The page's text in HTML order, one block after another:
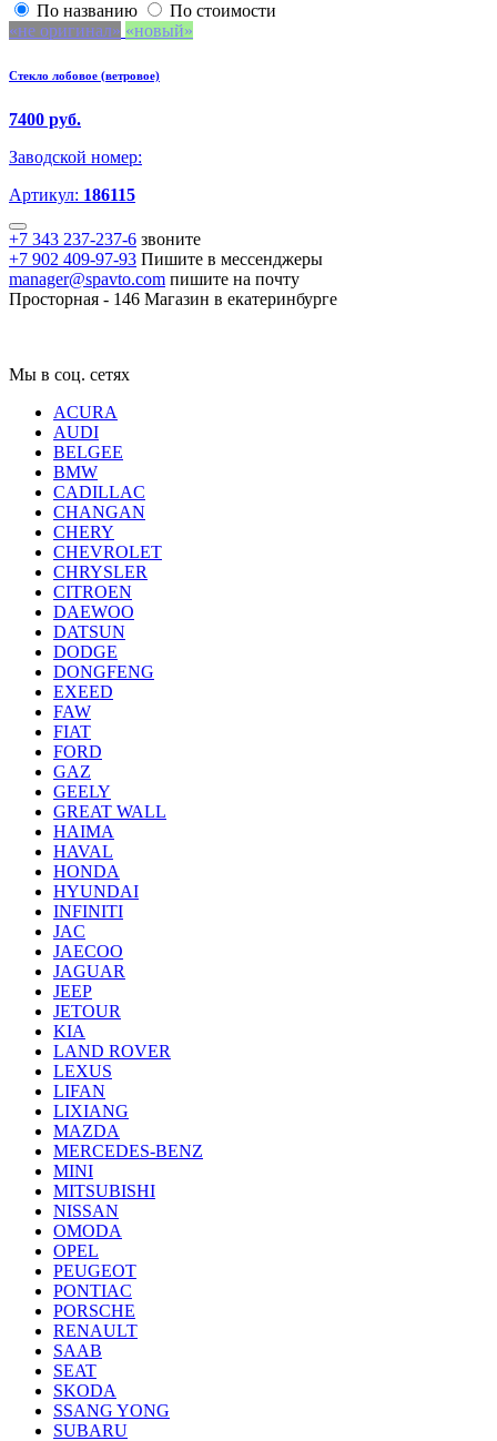
По названию
По стоимости
не оригинал
новый
Стекло лобовое (ветровое)
7400 руб.
Заводской номер:
Артикул: 186115
+7 343 237-237-6 звоните
+7 902 409-97-93 Пишите в мессенджеры
manager@spavto.com пишите на почту
Просторная - 146 Магазин в екатеринбурге
Мы в соц. сетях
ACURA
AUDI
BELGEE
BMW
CADILLAC
CHANGAN
CHERY
CHEVROLET
CHRYSLER
CITROEN
DAEWOO
DATSUN
DODGE
DONGFENG
EXEED
FAW
FIAT
FORD
GAZ
GEELY
GREAT WALL
HAIMA
HAVAL
HONDA
HYUNDAI
INFINITI
JAC
JAECOO
JAGUAR
JEEP
JETOUR
KIA
LAND ROVER
LEXUS
LIFAN
LIXIANG
MAZDA
MERCEDES-BENZ
MINI
MITSUBISHI
NISSAN
OMODA
OPEL
PEUGEOT
PONTIAC
PORSCHE
RENAULT
SAAB
SEAT
SKODA
SSANG YONG
SUBARU